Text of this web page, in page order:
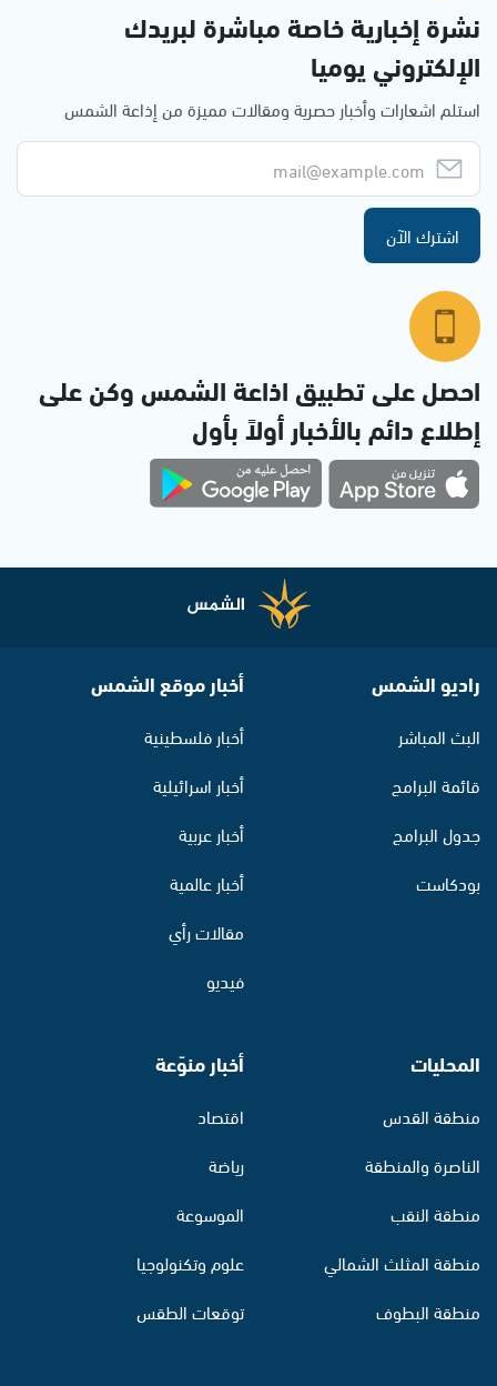
نشرة إخبارية خاصة مباشرة لبريدك
الإلكتروني يوميا
استلم اشعارات وأخبار حصرية ومقالات مميزة من إذاعة الشمس
اشترك الآن
احصل على تطبيق اذاعة الشمس وكن على
إطلاع دائم بالأخبار أولاً بأول
راديو الشمس
البث المباشر
قائمة البرامج
جدول البرامج
بودكاست
أخبار موقع الشمس
أخبار فلسطينية
أخبار اسرائيلية
أخبار عربية
أخبار عالمية
مقالات رأي
فيديو
المحليات
منطقة القدس
الناصرة والمنطقة
منطقة النقب
منطقة المثلث الشمالي
منطقة البطوف
أخبار منوّعة
اقتصاد
رياضة
الموسوعة
علوم وتكنولوجيا
توقعات الطقس